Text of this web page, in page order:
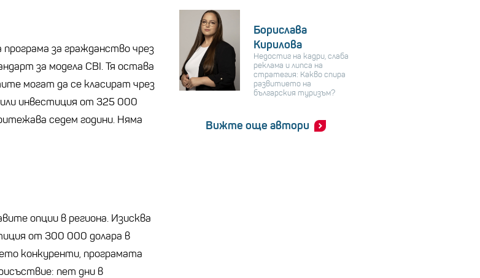
за гражданство чрез
за модела CBI. Тя остава
могат да се класират чрез
инвестиция от 325 000
седем години. Няма
опции в региона. Изисква
от 300 000 долара в
конкуренти, програмата
пет дни в
Борислава
Кирилова
Недостиг на кадри, слаба
реклама и липса на
стратегия: Какво спира
развитието на
българския туризъм?
Вижте още автори